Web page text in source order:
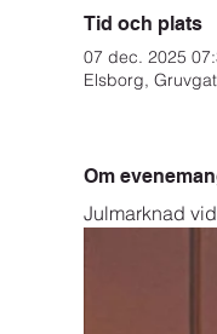
Tid och plats
07 dec. 2025
Elsborg,
Om
Julmarknad